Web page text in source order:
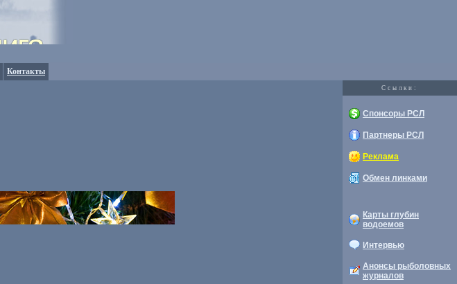
Контакты
Cсылки:
Спонсоры РСЛ
Партнеры РСЛ
Реклама
Обмен линками
Карты глубин
водоемов
Интервью
Анонсы рыболовных
журналов